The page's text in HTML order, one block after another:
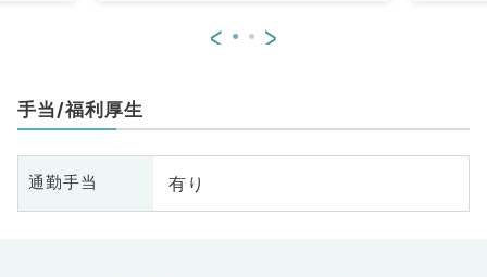
放射線科、リハビリテーション
科系全般、一般外科、消化器外
科、乳腺外科、総合診療科、美容
< >
手当/福利厚生
通勤手当 有り